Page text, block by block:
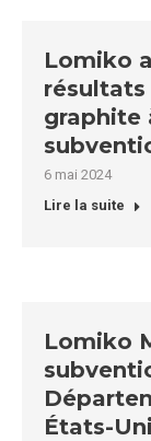
Lomiko
résultats
graphite
6 mai 2024
Lire la suite
Lomiko
États-